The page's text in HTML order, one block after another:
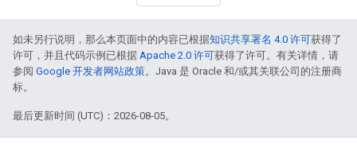
如未另行说明，那么本页面中的内容已根据知识共享署名 4.0 许可获得了
许可，并且代码示例已根据 Apache 2.0 许可获得了许可。有关详情，请
参阅 Google 开发者网站政策。Java 是 Oracle 和/或其关联公司的注册商
标。
最后更新时间 (UTC)：2026-08-05。